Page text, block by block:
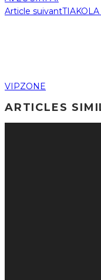
Article suivant
VIPZONE
ARTICLES